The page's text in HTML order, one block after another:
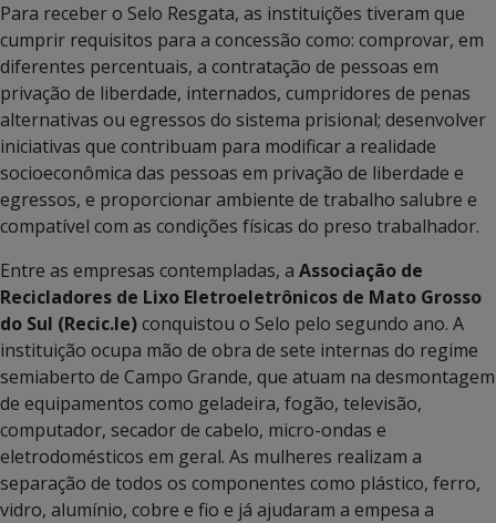
Para receber o Selo Resgata, as instituições tiveram que
cumprir requisitos para a concessão como: comprovar, em
diferentes percentuais, a contratação de pessoas em
privação de liberdade, internados, cumpridores de penas
alternativas ou egressos do sistema prisional; desenvolver
iniciativas que contribuam para modificar a realidade
socioeconômica das pessoas em privação de liberdade e
egressos, e proporcionar ambiente de trabalho salubre e
compatível com as condições físicas do preso trabalhador.
Entre as empresas contempladas, a Associação de
Recicladores de Lixo Eletroeletrônicos de Mato Grosso
do Sul (Recic.le)conquistou o Selo pelo segundo ano. A
instituição ocupa mão de obra de sete internas do regime
semiaberto de Campo Grande, que atuam na desmontagem
de equipamentos como geladeira, fogão, televisão,
computador, secador de cabelo, micro-ondas e
eletrodomésticos em geral. As mulheres realizam a
separação de todos os componentes como plástico, ferro,
vidro, alumínio, cobre e fio e já ajudaram a empesa a